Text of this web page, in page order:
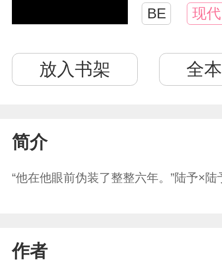
BE 现代
放入书架 全
简介
“他在他眼前伪装了整整六年。”陆予×
作者